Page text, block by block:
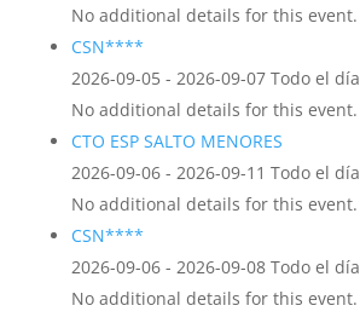
No additional details for this event.
CSN****
2026-09-05 - 2026-09-07 Todo el día
No additional details for this event.
CTO ESP SALTO MENORES
2026-09-06 - 2026-09-11 Todo el día
No additional details for this event.
CSN****
2026-09-06 - 2026-09-08 Todo el día
No additional details for this event.